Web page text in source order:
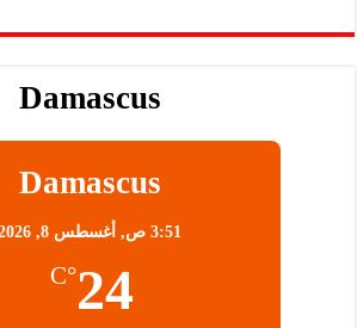
Damascus
Damascus
3:51 ص, أغسطس 8, 2026
24
°C